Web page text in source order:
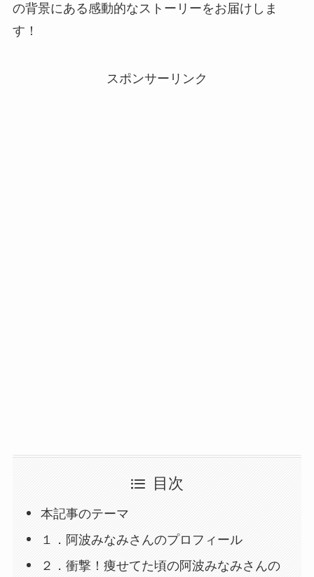
の背景にある感動的なストーリーをお届けしま
す！
スポンサーリンク
目次
本記事のテーマ
１．阿波みなみさんのプロフィール
２．衝撃！痩せてた頃の阿波みなみさんの